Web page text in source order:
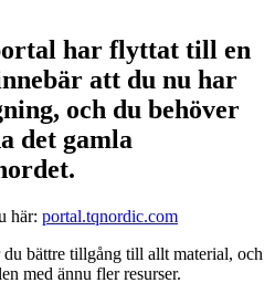
har flyttat till en
att du nu har
och du behöver
det gamla
här: portal.tqnordic.com
bättre tillgång till allt material, och
med ännu fler resurser.